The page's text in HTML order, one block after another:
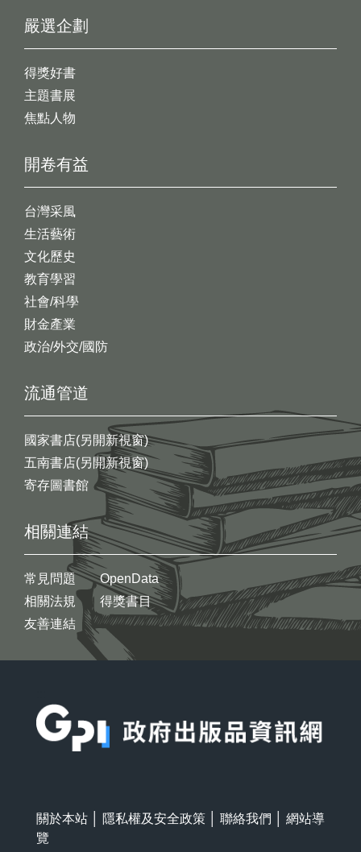
開卷有益
台灣采風
生活藝術
文化歷史
教育學習
社會/科學
財金產業
政治/外交/國防
嚴選企劃
得獎好書
主題書展
焦點人物
流通管道
國家書店(另開新視窗)
五南書店(另開新視窗)
寄存圖書館
相關連結
常見問題
相關法規
友善連結
OpenData
得獎書目
關於本站 隱私權及安全政策 聯絡我們
網站導
覽